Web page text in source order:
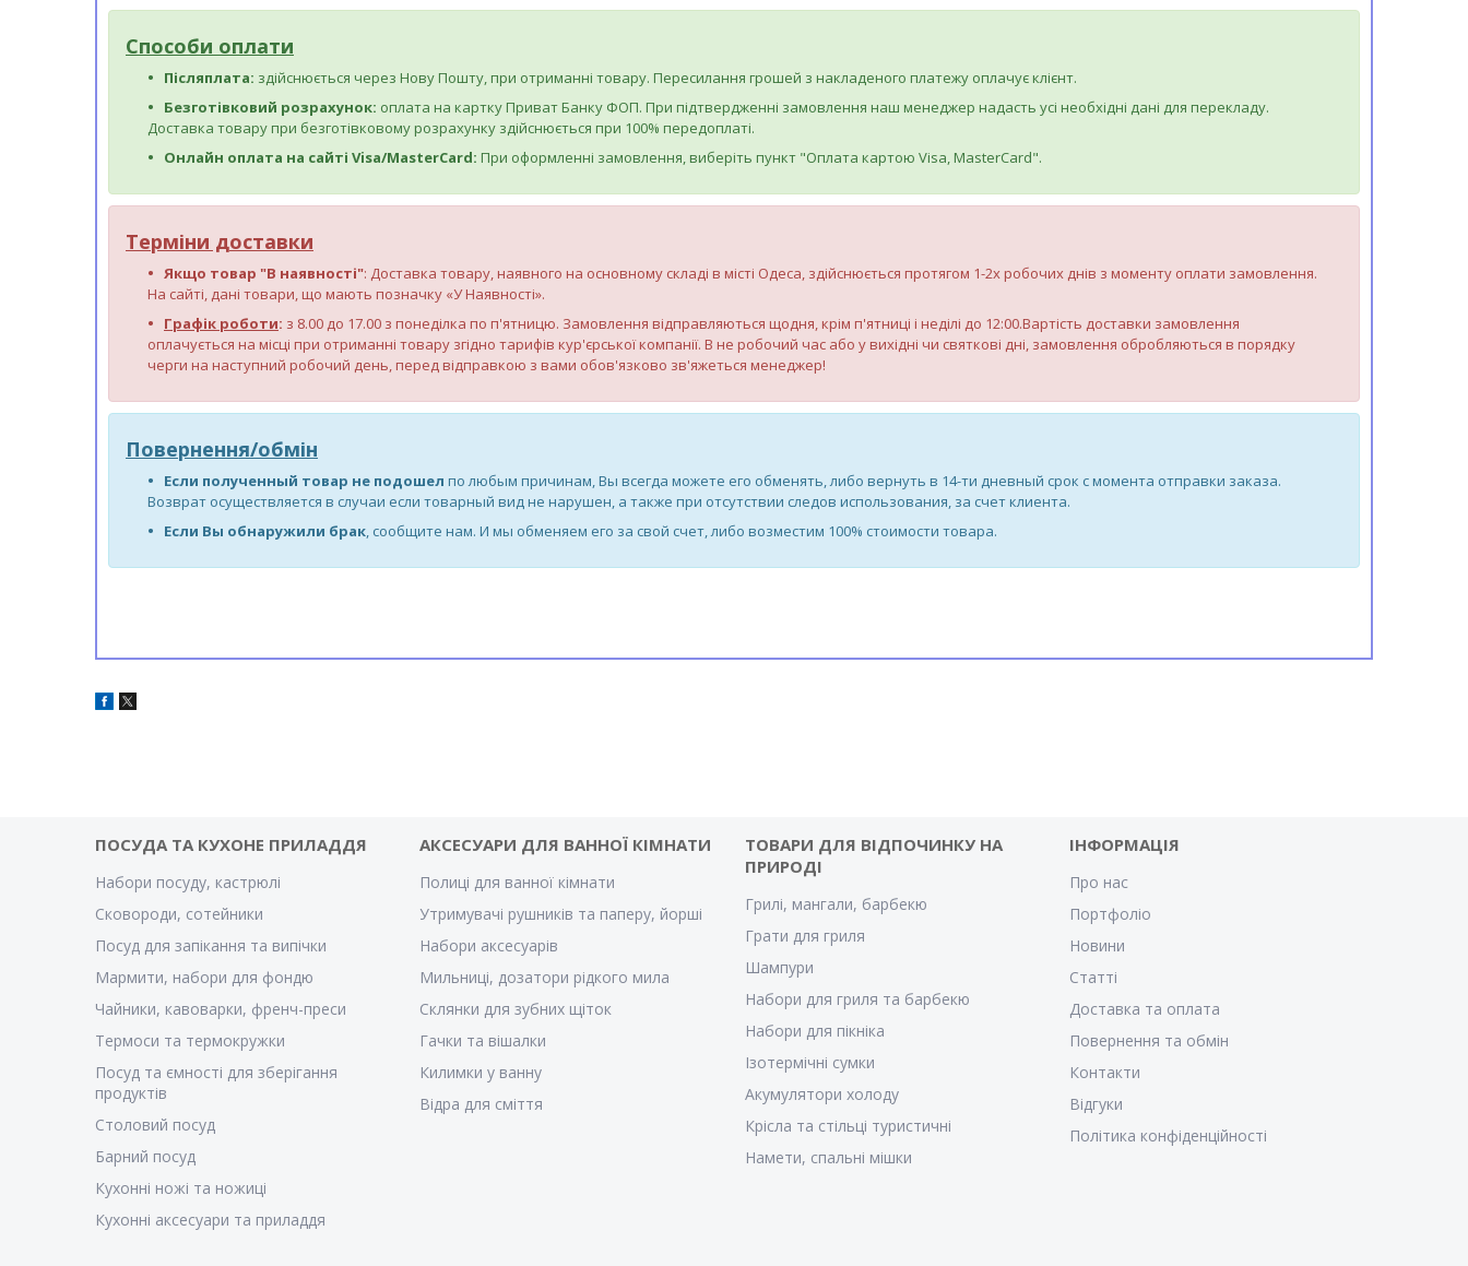
Способи оплати
Післяплата: здійснюється через Нову Пошту, при отриманні товару. Пересилання грошей з накладеного платежу оплачує клієнт.
Безготівковий розрахунок: оплата на картку Приват Банку ФОП. При підтвердженні замовлення наш менеджер надасть усі необхідні дані для перекладу.
Доставка товару при безготівковому розрахунку здійснюється при 100% передоплаті.
Онлайн оплата на сайті Visa/MasterCard: При оформленні замовлення, виберіть пункт "Оплата картою Visa, MasterCard".
Терміни доставки
Якщо товар "В наявності": Доставка товару, наявного на основному складі в місті Одеса, здійснюється протягом 1-2х робочих днів з моменту оплати замовлення.
На сайті, дані товари, що мають позначку «У Наявності».
Графік роботи: з 8.00 до 17.00 з понеділка по п'ятницю. Замовлення відправляються щодня, крім п'ятниці і неділі до 12:00.Вартість доставки замовлення
оплачується на місці при отриманні товару згідно тарифів кур'єрської компанії. В не робочий час або у вихідні чи святкові дні, замовлення обробляються в порядку
черги на наступний робочий день, перед відправкою з вами обов'язково зв'яжеться менеджер!
Повернення/обмін
Если полученный товар не подошел по любым причинам, Вы всегда можете его обменять, либо вернуть в 14-ти дневный срок с момента отправки заказа.
Возврат осуществляется в случаи если товарный вид не нарушен, а также при отсутствии следов использования, за счет клиента.
Если Вы обнаружили брак, сообщите нам. И мы обменяем его за свой счет, либо возместим 100% стоимости товара.
ПОСУДА ТА КУХОНЕ ПРИЛАДДЯ
Набори посуду, кастрюлі
Сковороди, сотейники
Посуд для запікання та випічки
Мармити, набори для фондю
Чайники, кавоварки, френч-преси
Термоси та термокружки
Посуд та ємності для зберігання
продуктів
Столовий посуд
Барний посуд
Кухонні ножі та ножиці
Кухонні аксесуари та приладдя
АКСЕСУАРИ ДЛЯ ВАННОЇ КІМНАТИ
Полиці для ванної кімнати
Утримувачі рушників та паперу, йорші
Набори аксесуарів
Мильниці, дозатори рідкого мила
Склянки для зубних щіток
Гачки та вішалки
Килимки у ванну
Відра для сміття
ТОВАРИ ДЛЯ ВІДПОЧИНКУ НА
ПРИРОДІ
Грилі, мангали, барбекю
Грати для гриля
Шампури
Набори для гриля та барбекю
Набори для пікніка
Ізотермічні сумки
Акумулятори холоду
Крісла та стільці туристичні
Намети, спальні мішки
ІНФОРМАЦІЯ
Про нас
Портфоліо
Новини
Статті
Доставка та оплата
Повернення та обмін
Контакти
Відгуки
Політика конфіденційності